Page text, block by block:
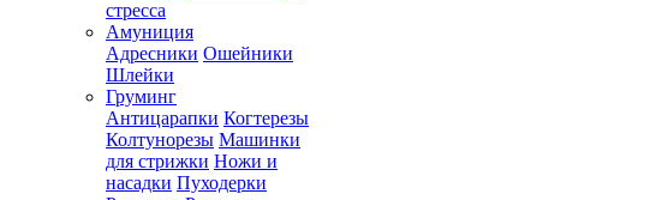
стресса
Амуниция
Адресники Ошейники
Шлейки
Груминг
Антицарапки Когтерезы
Колтунорезы Машинки
для стрижки Ножи и
насадки Пуходерки